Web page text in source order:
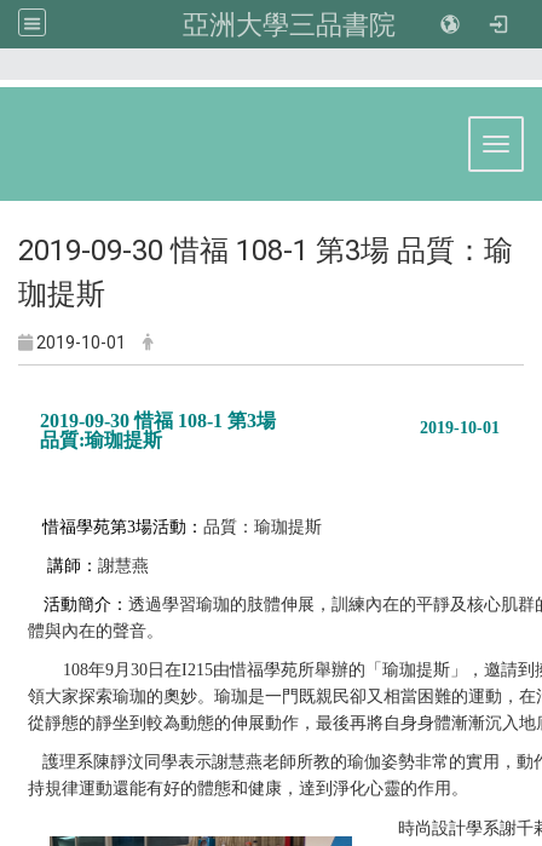
亞洲大學三品書院
2019-09-30 惜福 108-1 第3場 品質：瑜
珈提斯
2019-10-01
2019-09-30 惜福 108-1 第3場
品質:瑜珈提斯
2019-10-01
惜福學苑第3場活動： 品質：瑜珈提斯
講師： 謝慧燕
活動簡介： 透過學習瑜珈的肢體伸展，訓練內在的平靜及核心肌
體與內在的聲音。
108年9 月 30 日在I215由惜福學苑所舉辦的「瑜珈提斯」，邀請
領大家探索瑜珈的奧妙。瑜珈是一門既親民卻又相當困難的運動，
從靜態的靜坐到較為動態的伸展動作，最後再將自身身體漸漸沉入
護理系陳靜汶同學表示謝慧燕老師所教的瑜伽姿勢非常的實用，
持規律運動還能有好的體態和健康，達到淨化心靈的作用。
時尚設計學系謝千